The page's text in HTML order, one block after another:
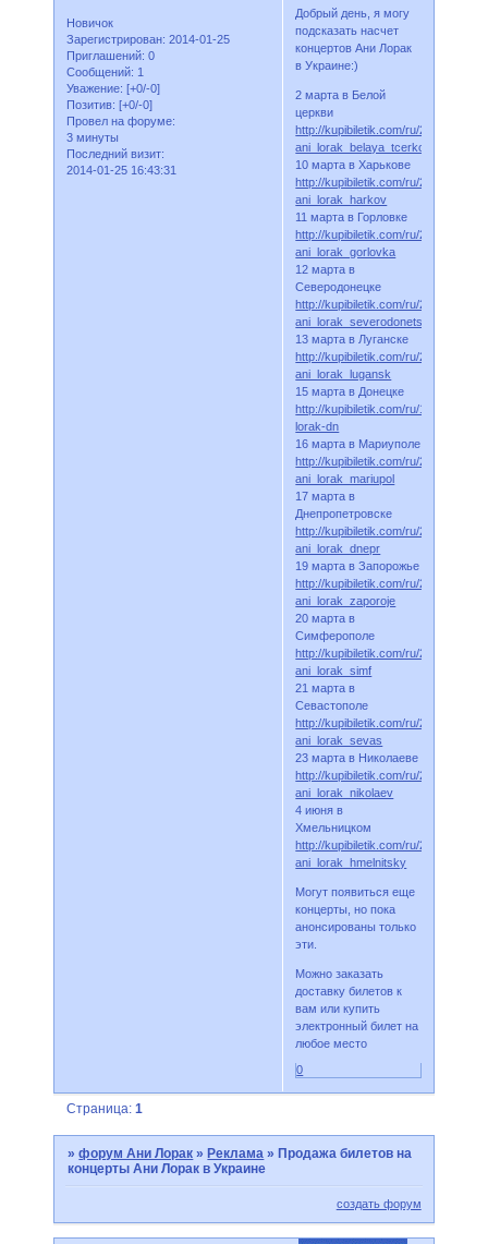
Новичок
Зарегистрирован: 2014-01-25
Приглашений: 0
Сообщений: 1
Уважение: [+0/-0]
Позитив: [+0/-0]
Провел на форуме:
3 минуты
Последний визит:
2014-01-25 16:43:31
Добрый день, я могу
подсказать насчет
концертов Ани Лорак
в Украине:)
2 марта в Белой
церкви
http://kupibiletik.com/ru/249-
ani_lorak_belaya_tcerkov
10 марта в Харькове
http://kupibiletik.com/ru/259-
ani_lorak_harkov
11 марта в Горловке
http://kupibiletik.com/ru/251-
ani_lorak_gorlovka
12 марта в
Северодонецке
http://kupibiletik.com/ru/252-
ani_lorak_severodonetsk
13 марта в Луганске
http://kupibiletik.com/ru/258-
ani_lorak_lugansk
15 марта в Донецке
http://kupibiletik.com/ru/125-
lorak-dn
16 марта в Мариуполе
http://kupibiletik.com/ru/253-
ani_lorak_mariupol
17 марта в
Днепропетровске
http://kupibiletik.com/ru/257-
ani_lorak_dnepr
19 марта в Запорожье
http://kupibiletik.com/ru/250-
ani_lorak_zaporoje
20 марта в
Симферополе
http://kupibiletik.com/ru/256-
ani_lorak_simf
21 марта в
Севастополе
http://kupibiletik.com/ru/255-
ani_lorak_sevas
23 марта в Николаеве
http://kupibiletik.com/ru/254-
ani_lorak_nikolaev
4 июня в
Хмельницком
http://kupibiletik.com/ru/260-
ani_lorak_hmelnitsky
Могут появиться еще
концерты, но пока
анонсированы только
эти.
Можно заказать
доставку билетов к
вам или купить
электронный билет на
любое место
0
Страница:1
»форум Ани Лорак » Реклама » Продажа билетов на
концерты Ани Лорак в Украине
создать форум